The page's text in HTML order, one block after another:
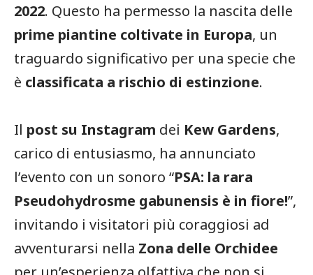
2022. Questo ha permesso la nascita delle
prime piantine coltivate in Europa, un
traguardo significativo per una specie che
è classificata a rischio di estinzione.
Il post su Instagram dei Kew Gardens,
carico di entusiasmo, ha annunciato
l’evento con un sonoro “PSA: la rara
Pseudohydrosme gabunensis è in fiore!”,
invitando i visitatori più coraggiosi ad
avventurarsi nella Zona delle Orchidee